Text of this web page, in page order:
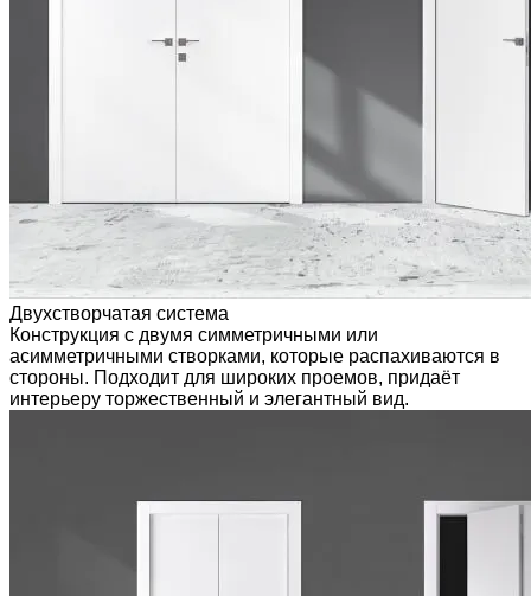
Двухстворчатая система
Конструкция с двумя симметричными или
асимметричными створками, которые распахиваются в
стороны. Подходит для широких проемов, придаёт
интерьеру торжественный и элегантный вид.